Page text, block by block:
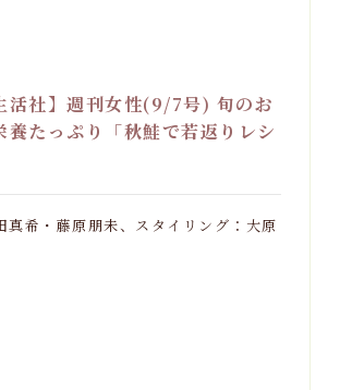
活社】週刊女性(9/7号) 旬のお
養たっぷり「秋鮭で若返りレシ
真希・藤原朋未、スタイリング：大原